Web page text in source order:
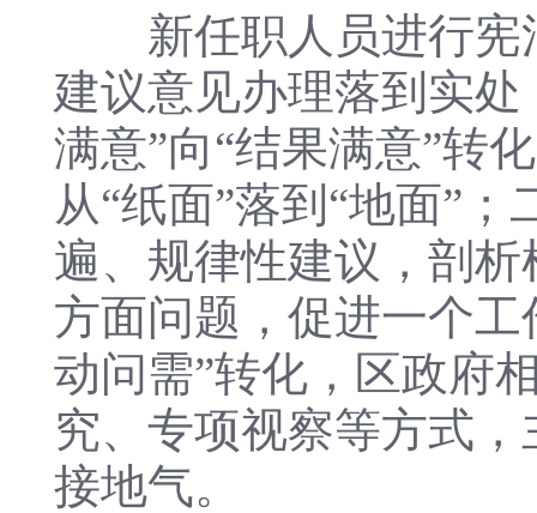
新任职人员进行宪
建议意见办理落到实
满意”向“结果满意”转
从“纸面”落到“地面”
遍、规律性建议，剖
方面问题，促进一个
动问需”转化，区政府
究、专项视察等方式
接地气。